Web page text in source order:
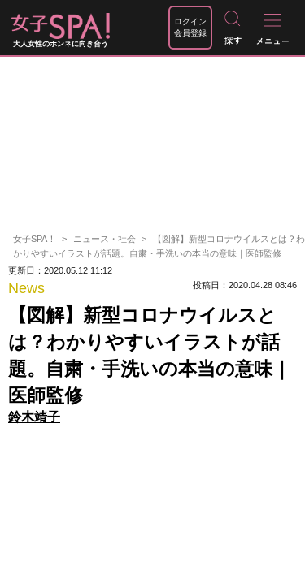
大人女性のホンネに向き合う
ログイン
会員登録
女子SPA！ ニュース・社会
【図解】新型コロナウイルスとは？わ
かりやすいイラストが話題。自粛・手洗いの本当の意味｜医師監修
更新日：2020.05.12 11:12
News 投稿日：2020.04.28 08:46
【図解】新型コロナウイルスと
は？わかりやすいイラストが話
題。自粛・手洗いの本当の意味｜
医師監修
鈴木靖子